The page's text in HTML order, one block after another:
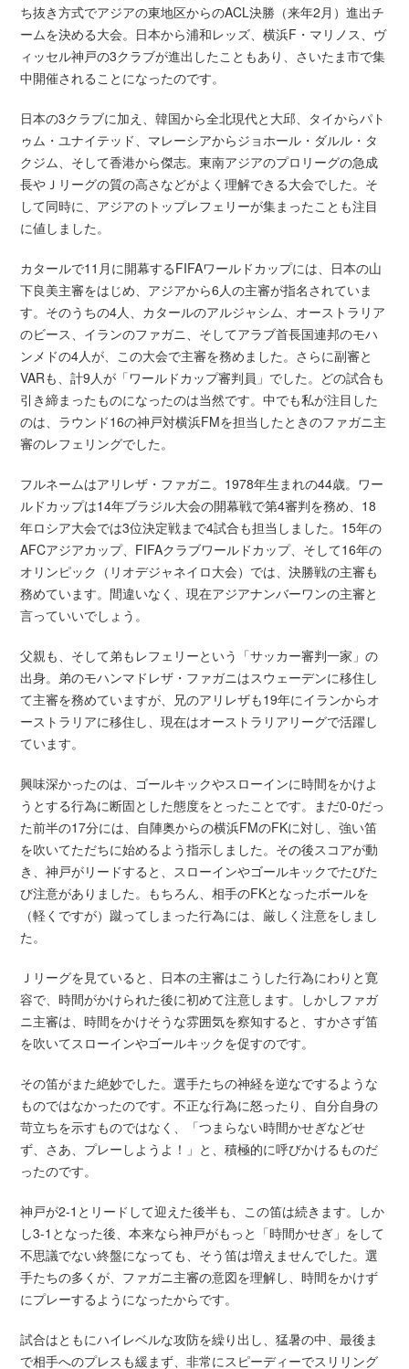
ち抜き方式でアジアの東地区からのACL決勝（来年2月）進出チ
ームを決める大会。日本から浦和レッズ、横浜F・マリノス、ヴ
ィッセル神戸の3クラブが進出したこともあり、さいたま市で集
中開催されることになったのです。
日本の3クラブに加え、韓国から全北現代と大邱、タイからパト
ゥム・ユナイテッド、マレーシアからジョホール・ダルル・タ
クジム、そして香港から傑志。東南アジアのプロリーグの急成
長やＪリーグの質の高さなどがよく理解できる大会でした。そ
して同時に、アジアのトップレフェリーが集まったことも注目
に値しました。
カタールで11月に開幕するFIFAワールドカップには、日本の山
下良美主審をはじめ、アジアから6人の主審が指名されていま
す。そのうちの4人、カタールのアルジャシム、オーストラリア
のビース、イランのファガニ、そしてアラブ首長国連邦のモハ
ンメドの4人が、この大会で主審を務めました。さらに副審と
VARも、計9人が「ワールドカップ審判員」でした。どの試合も
引き締まったものになったのは当然です。中でも私が注目した
のは、ラウンド16の神戸対横浜FMを担当したときのファガニ主
審のレフェリングでした。
フルネームはアリレザ・ファガニ。1978年生まれの44歳。ワー
ルドカップは14年ブラジル大会の開幕戦で第4審判を務め、18
年ロシア大会では3位決定戦まで4試合も担当しました。15年の
AFCアジアカップ、FIFAクラブワールドカップ、そして16年の
オリンピック（リオデジャネイロ大会）では、決勝戦の主審も
務めています。間違いなく、現在アジアナンバーワンの主審と
言っていいでしょう。
父親も、そして弟もレフェリーという「サッカー審判一家」の
出身。弟のモハンマドレザ・ファガニはスウェーデンに移住し
て主審を務めていますが、兄のアリレザも19年にイランからオ
ーストラリアに移住し、現在はオーストラリアリーグで活躍し
ています。
興味深かったのは、ゴールキックやスローインに時間をかけよ
うとする行為に断固とした態度をとったことです。まだ0-0だっ
た前半の17分には、自陣奥からの横浜FMのFKに対し、強い笛
を吹いてただちに始めるよう指示しました。その後スコアが動
き、神戸がリードすると、スローインやゴールキックでたびた
び注意がありました。もちろん、相手のFKとなったボールを
（軽くですが）蹴ってしまった行為には、厳しく注意をしまし
た。
Ｊリーグを見ていると、日本の主審はこうした行為にわりと寛
容で、時間がかけられた後に初めて注意します。しかしファガ
ニ主審は、時間をかけそうな雰囲気を察知すると、すかさず笛
を吹いてスローインやゴールキックを促すのです。
その笛がまた絶妙でした。選手たちの神経を逆なでするような
ものではなかったのです。不正な行為に怒ったり、自分自身の
苛立ちを示すものではなく、「つまらない時間かせぎなどせ
ず、さあ、プレーしようよ！」と、積極的に呼びかけるものだ
ったのです。
神戸が2-1とリードして迎えた後半も、この笛は続きます。しか
し3-1となった後、本来なら神戸がもっと「時間かせぎ」をして
不思議でない終盤になっても、そう笛は増えませんでした。選
手たちの多くが、ファガニ主審の意図を理解し、時間をかけず
にプレーするようになったからです。
試合はともにハイレベルな攻防を繰り出し、猛暑の中、最後ま
で相手へのプレスも緩まず、非常にスピーディーでスリリング